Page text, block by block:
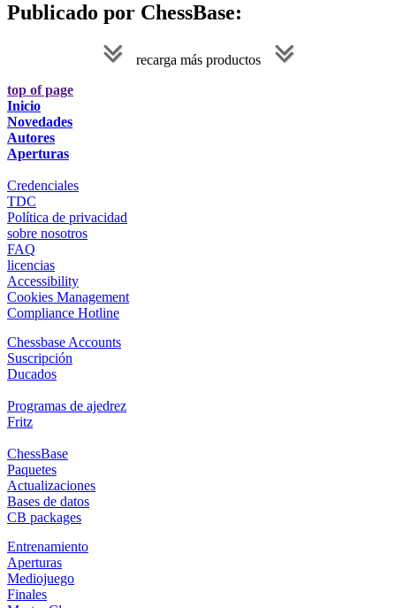
Publicado por ChessBase:
recarga más productos
top of page
Inicio
Novedades
Autores
Aperturas
Credenciales
TDC
Política de privacidad
sobre nosotros
FAQ
licencias
Accessibility
Cookies Management
Compliance Hotline
Chessbase Accounts
Suscripción
Ducados
Programas de ajedrez
Fritz
ChessBase
Paquetes
Actualizaciones
Bases de datos
CB packages
Entrenamiento
Aperturas
Mediojuego
Finales